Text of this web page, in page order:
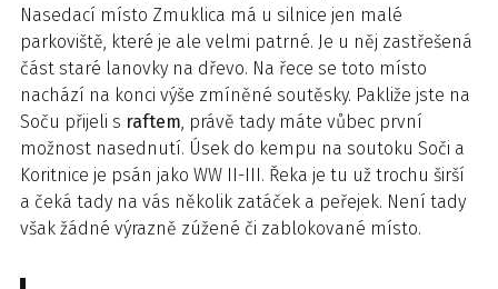
Nasedací místo Zmuklica má u silnice jen malé
parkoviště, které je ale velmi patrné. Je u něj zastřešená
část staré lanovky na dřevo. Na řece se toto místo
nachází na konci výše zmíněné soutěsky. Pakliže jste na
Soču přijeli s raftem, právě tady máte vůbec první
možnost nasednutí. Úsek do kempu na soutoku Soči a
Koritnice je psán jako WW II-III. Řeka je tu už trochu širší
a čeká tady na vás několik zatáček a peřejek. Není tady
však žádné výrazně zúžené či zablokované místo.